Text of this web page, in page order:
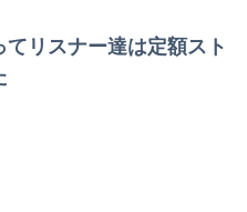
リスナー達は定額スト